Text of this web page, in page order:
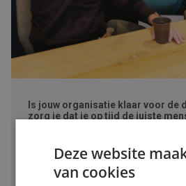
Is jouw organisatie klaar voor de
zorg je dat je op tijd de juiste
AuteurMayra Wokke
Na de zomervakantie komt de
beweging. Voor werkgevers is dit
Deze website
van cookies